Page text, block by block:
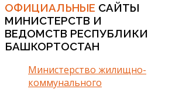
ОФИЦИАЛЬНЫЕ САЙТЫ
МИНИСТЕРСТВ И
ВЕДОМСТВ РЕСПУБЛИКИ
БАШКОРТОСТАН
Министерство жилищно-
коммунального